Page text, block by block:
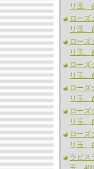
リ玉、
ローズ
リ玉、
ローズ
リ玉、
ローズ
リ玉、
ローズ
リ玉、
ローズ
リ玉、
ローズ
リ玉、
ラピス